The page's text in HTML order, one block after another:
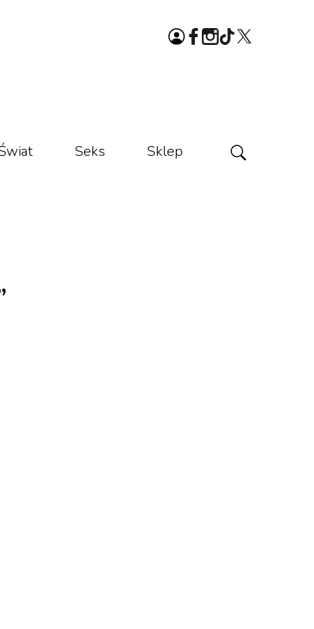
Seks Sklep